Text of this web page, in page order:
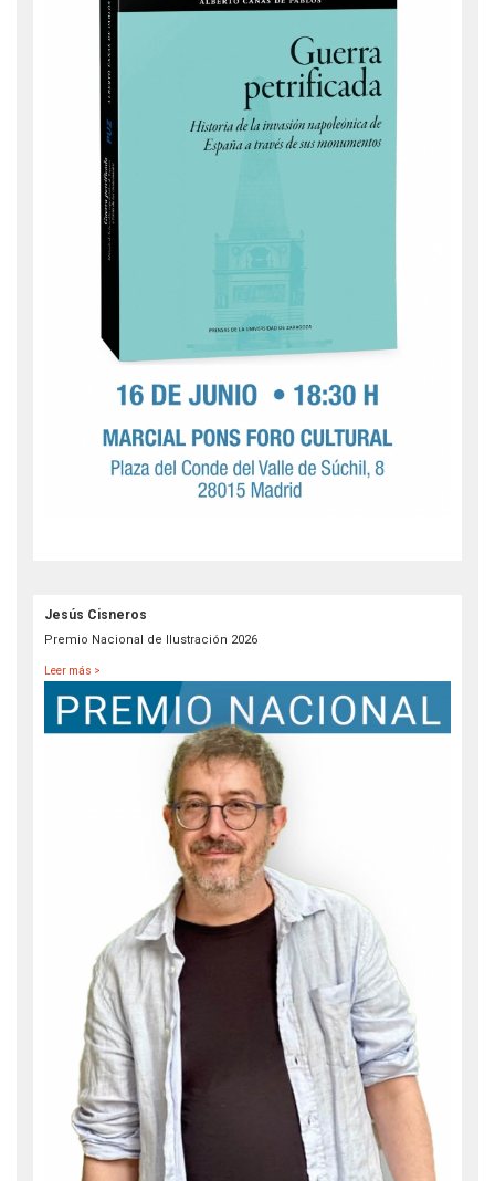
Jesús Cisneros
Premio Nacional de Ilustración 2026
Leer más >